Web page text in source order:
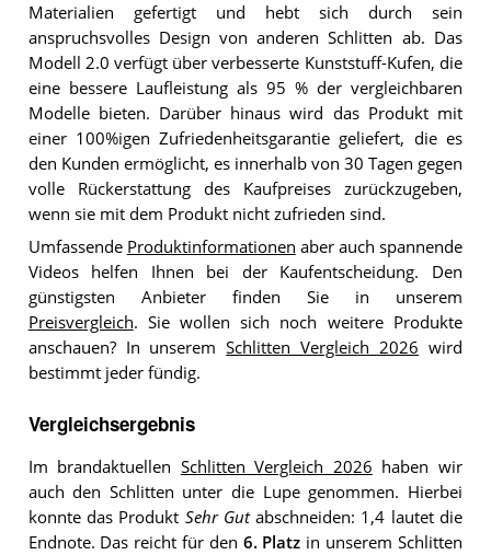
Materialien gefertigt und hebt sich durch sein
anspruchsvolles Design von anderen Schlitten ab. Das
Modell 2.0 verfügt über verbesserte Kunststuff-Kufen, die
eine bessere Laufleistung als 95 % der vergleichbaren
Modelle bieten. Darüber hinaus wird das Produkt mit
einer 100%igen Zufriedenheitsgarantie geliefert, die es
den Kunden ermöglicht, es innerhalb von 30 Tagen gegen
volle Rückerstattung des Kaufpreises zurückzugeben,
wenn sie mit dem Produkt nicht zufrieden sind.
Umfassende Produktinformationen aber auch spannende
Videos helfen Ihnen bei der Kaufentscheidung. Den
günstigsten Anbieter finden Sie in unserem
Preisvergleich. Sie wollen sich noch weitere Produkte
anschauen? In unseremSchlitten Vergleich 2026 wird
bestimmt jeder fündig.
Vergleichsergebnis
Im brandaktuellen Schlitten Vergleich 2026 haben wir
auch den Schlitten unter die Lupe genommen. Hierbei
konnte das Produkt Sehr Gutabschneiden: 1,4 lautet die
Endnote. Das reicht für den 6. Platz in unserem Schlitten